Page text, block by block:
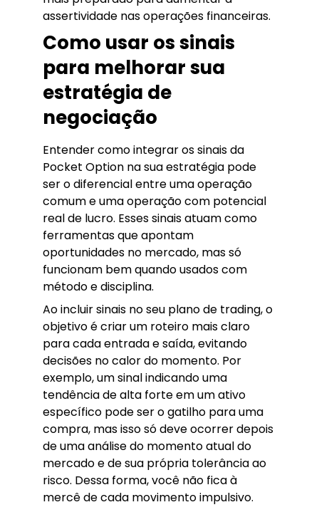
assertividade nas operações financeiras.
Como usar os sinais
para melhorar sua
estratégia de
negociação
Entender como integrar os sinais da
Pocket Option na sua estratégia pode
ser o diferencial entre uma operação
comum e uma operação com potencial
real de lucro. Esses sinais atuam como
ferramentas que apontam
oportunidades no mercado, mas só
funcionam bem quando usados com
método e disciplina.
Ao incluir sinais no seu plano de trading, o
objetivo é criar um roteiro mais claro
para cada entrada e saída, evitando
decisões no calor do momento. Por
exemplo, um sinal indicando uma
tendência de alta forte em um ativo
específico pode ser o gatilho para uma
compra, mas isso só deve ocorrer depois
de uma análise do momento atual do
mercado e de sua própria tolerância ao
risco. Dessa forma, você não fica à
mercê de cada movimento impulsivo.